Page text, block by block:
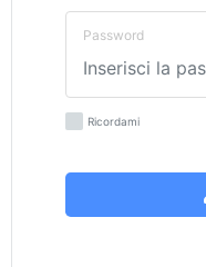
Password
Ricordami